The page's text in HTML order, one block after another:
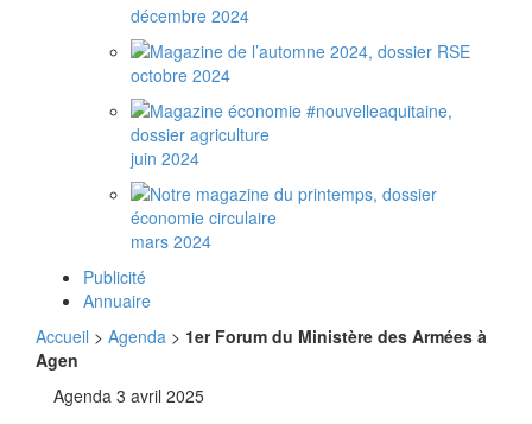
décembre 2024
octobre 2024
juin 2024
mars 2024
Publicité
Annuaire
Accueil > Agenda > 1er Forum du Ministère des Armées à
Agen
Agenda 3 avril 2025